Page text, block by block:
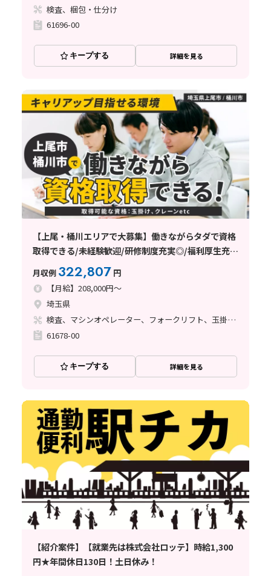
検査、梱包・仕分け
61696-00
キープする 詳細を見る
【上尾・桶川エリアで大募集】働きながらタダで資格
取得できる/未経験歓迎/研修制度充実◎/福利厚生充実
月収例 322,807 円
【月給】208,000円～
埼玉県
検査、マシンオペレーター、フォークリフト、玉掛け・クレーン、立ち作業
61678-00
キープする 詳細を見る
【紹介案件】【就業先は株式会社ロッテ】時給1,300
円★年間休日130日！土日休み！